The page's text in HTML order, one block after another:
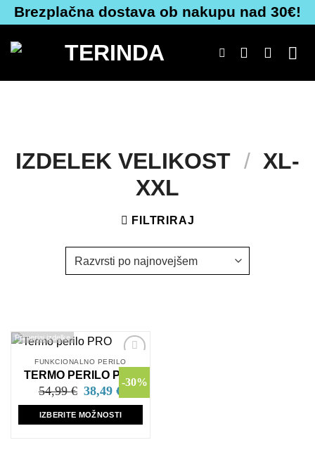
Skoči
na
vsebino
Brezplačna dostava ob nakupu nad 30€!
IZDELEK VELIKOST / XL-
XXL
FILTRIRAJ
-30%
Dodaj
na
seznam
želja
FUNKCIONALNO PERILO
TERMO PERILO PRO
54,99€
Izvirna
cena
je
bila:
54,99 €.
38,49€ Trenutna
cena
je:
IZBERITE MOŽNOSTI
Primerjaj izdelke